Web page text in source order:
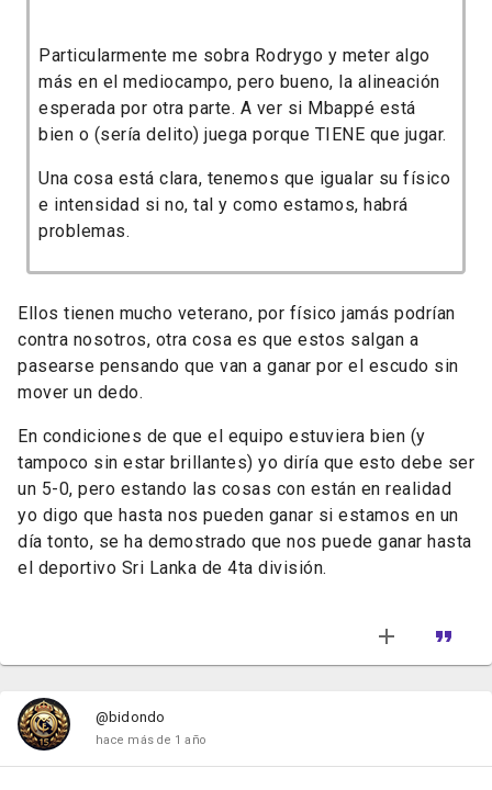
Particularmente me sobra Rodrygo y meter algo
más en el mediocampo, pero bueno, la alineación
esperada por otra parte. A ver si Mbappé está
bien o (sería delito) juega porque TIENE que jugar.
Una cosa está clara, tenemos que igualar su físico
e intensidad si no, tal y como estamos, habrá
problemas.
Ellos tienen mucho veterano, por físico jamás podrían
contra nosotros, otra cosa es que estos salgan a
pasearse pensando que van a ganar por el escudo sin
mover un dedo.
En condiciones de que el equipo estuviera bien (y
tampoco sin estar brillantes) yo diría que esto debe ser
un 5-0, pero estando las cosas con están en realidad
yo digo que hasta nos pueden ganar si estamos en un
día tonto, se ha demostrado que nos puede ganar hasta
el deportivo Sri Lanka de 4ta división.
@bidondo
hace más de 1 año